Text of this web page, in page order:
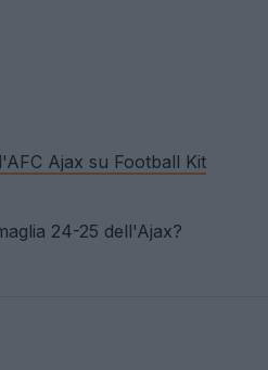
Ajax su Football Kit
24-25 dell'Ajax?